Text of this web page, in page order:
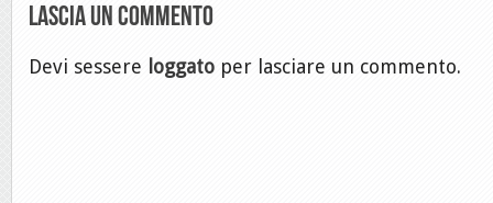
Lascia un commento
Devi sessere loggato per lasciare un commento.